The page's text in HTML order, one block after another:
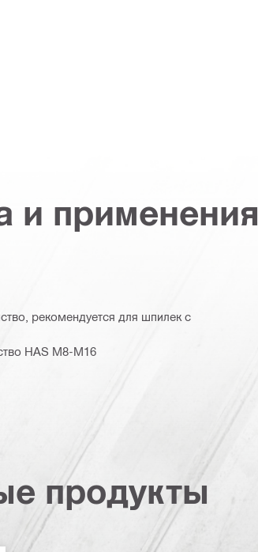
и применения
рекомендуется для шпилек с
HAS M8-M16
продукты